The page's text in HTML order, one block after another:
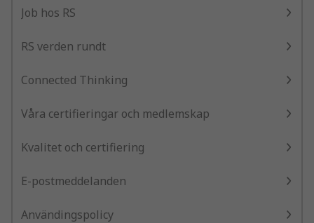
Job hos RS
RS verden rundt
Connected Thinking
Våra certifieringar och medlemskap
Kvalitet och certifiering
E-postmeddelanden
Användingspolicy